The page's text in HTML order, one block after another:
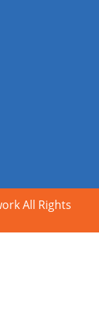
All Rights